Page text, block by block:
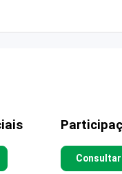
Consultar